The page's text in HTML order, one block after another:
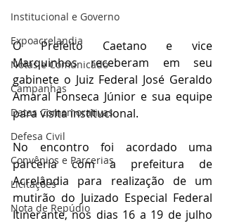
Institucional e Governo
Expoacrelandia
Notas e Comunicado
Campanhas
Datas Comemorativas
Defesa Civil
Convênios e Parcerias
Licitações
Nota de Repúdio
O Prefeito Caetano e vice
Marquinhos receberam em seu
gabinete o Juiz Federal José Geraldo
Amaral Fonseca Júnior e sua equipe
para visita institucional.
No encontro foi acordado uma
parceria com a prefeitura de
Acrelândia para realização de um
mutirão do Juizado Especial Federal
Itinerante, nos dias 16 a 19 de julho